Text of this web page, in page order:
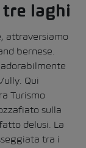
tre laghi
attraversiamo
bernese.
Qui
Turismo
sulla
delusi. La
tra i